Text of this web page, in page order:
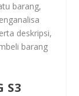
barang,
deskripsi,
barang
S3